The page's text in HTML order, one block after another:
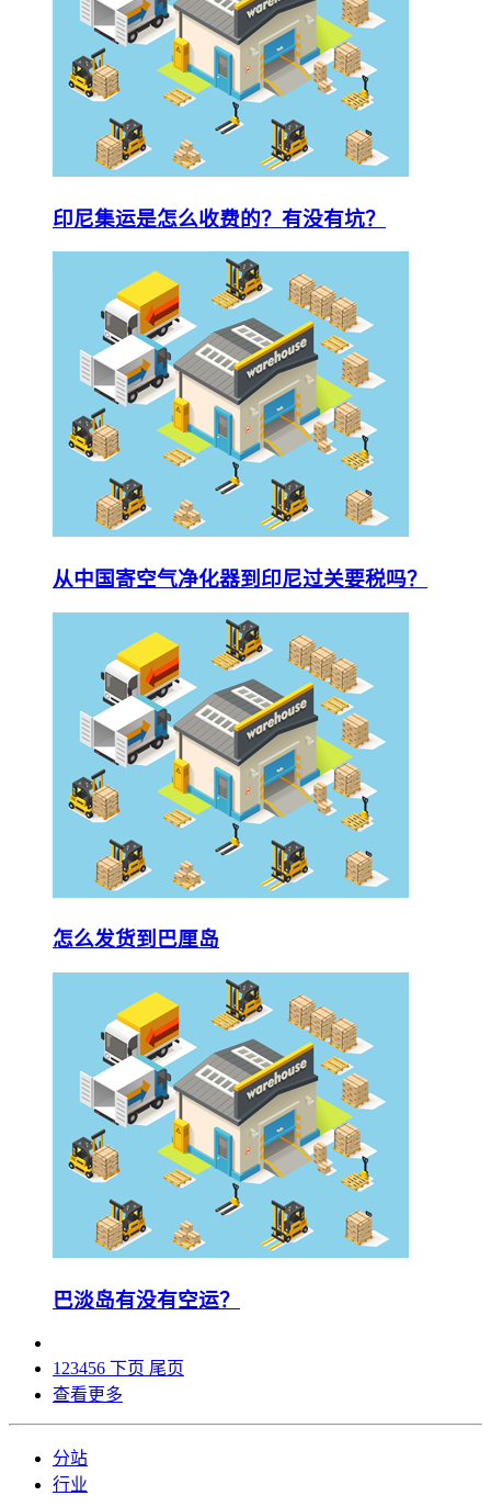
印尼集运是怎么收费的？有没有坑？
从中国寄空气净化器到印尼过关要税吗？
怎么发货到巴厘岛
巴淡岛有没有空运？
1 23456 下页 尾页
查看更多
分站
行业